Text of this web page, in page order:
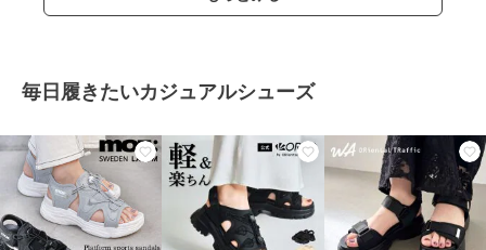
毎日履きたいカジュアルシューズ